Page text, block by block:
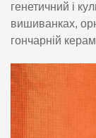
генетичний і
вишиванках,
гончарній